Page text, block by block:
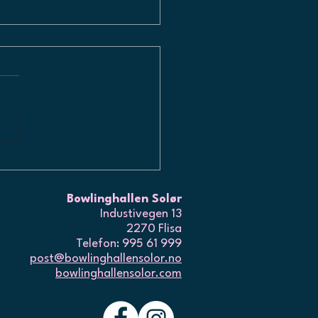
Bowlinghallen Solør
Industivegen 13
2270 Flisa
Telefon: 995 61 999
post@bowlinghallensolor.no
bowlinghallensolor.com